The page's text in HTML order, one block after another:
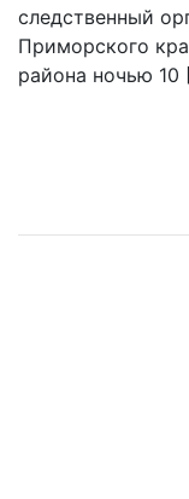
следственный
Приморского
района ночью 10